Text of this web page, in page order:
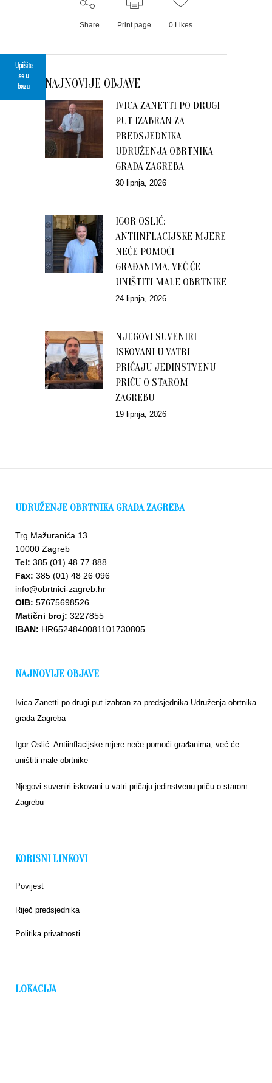
Upišite
se u
bazu
Share Print page 0 Likes
NAJNOVIJE OBJAVE
IVICA ZANETTI PO DRUGI
PUT IZABRAN ZA
PREDSJEDNIKA
UDRUŽENJA OBRTNIKA
GRADA ZAGREBA
30 lipnja, 2026
IGOR OSLIĆ:
ANTIINFLACIJSKE MJERE
NEĆE POMOĆI
GRAĐANIMA, VEĆ ĆE
UNIŠTITI MALE OBRTNIKE
24 lipnja, 2026
NJEGOVI SUVENIRI
ISKOVANI U VATRI
PRIČAJU JEDINSTVENU
PRIČU O STAROM
ZAGREBU
19 lipnja, 2026
UDRUŽENJE OBRTNIKA GRADA ZAGREBA
Trg Mažuranića 13
10000 Zagreb
Tel: 385 (01) 48 77 888
Fax: 385 (01) 48 26 096
info@obrtnici-zagreb.hr
OIB: 57675698526
Matični broj: 3227855
IBAN: HR6524840081101730805
NAJNOVIJE OBJAVE
Ivica Zanetti po drugi put izabran za predsjednika Udruženja obrtnika
grada Zagreba
Igor Oslić: Antiinflacijske mjere neće pomoći građanima, već će
uništiti male obrtnike
Njegovi suveniri iskovani u vatri pričaju jedinstvenu priču o starom
Zagrebu
KORISNI LINKOVI
Povijest
Riječ predsjednika
Politika privatnosti
LOKACIJA